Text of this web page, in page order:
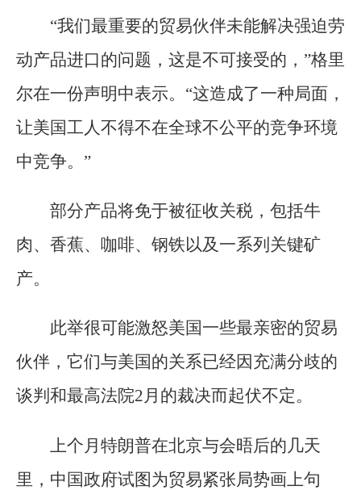
“我们最重要的贸易伙伴未能解决强迫劳
动产品进口的问题，这是不可接受的，”格里
尔在一份声明中表示。“这造成了一种局面，
让美国工人不得不在全球不公平的竞争环境
中竞争。”
部分产品将免于被征收关税，包括牛
肉、香蕉、咖啡、钢铁以及一系列关键矿
产。
此举很可能激怒美国一些最亲密的贸易
伙伴，它们与美国的关系已经因充满分歧的
谈判和最高法院2月的裁决而起伏不定。
上个月特朗普在北京与会晤后的几天
里，中国政府试图为贸易紧张局势画上句